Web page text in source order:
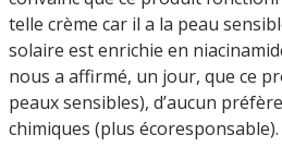
telle crème car il a la peau
solaire est enrichie en
nous a affirmé, un jour, que ce
peaux sensibles), d’aucun
chimiques (plus écoresponsable).